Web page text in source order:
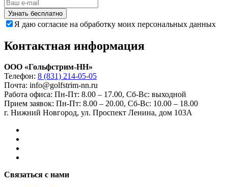
Узнать бесплатно
Я даю согласие на обработку моих персональных данных
Контактная информация
ООО «Гольфстрим-НН»
Телефон: 8 (831) 214-05-05
Почта: info@golfstrim-nn.ru
Работа офиса: Пн-Пт: 8.00 – 17.00, Сб-Вс: выходной
Прием заявок: Пн-Пт: 8.00 – 20.00, Сб-Вс: 10.00 – 18.00
г. Нижний Новгород, ул. Проспект Ленина, дом 103А
Связаться с нами